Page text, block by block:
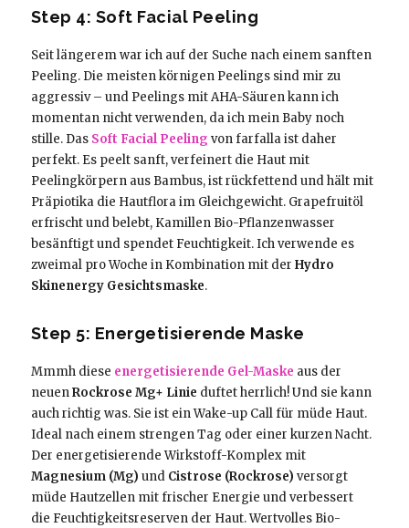
Step 4: Soft Facial Peeling
Seit längerem war ich auf der Suche nach einem sanften
Peeling. Die meisten körnigen Peelings sind mir zu
aggressiv – und Peelings mit AHA-Säuren kann ich
momentan nicht verwenden, da ich mein Baby noch
stille. Das Soft Facial Peeling von farfalla ist daher
perfekt. Es peelt sanft, verfeinert die Haut mit
Peelingkörpern aus Bambus, ist rückfettend und hält mit
Präpiotika die Hautflora im Gleichgewicht. Grapefruitöl
erfrischt und belebt, Kamillen Bio-Pflanzenwasser
besänftigt und spendet Feuchtigkeit. Ich verwende es
zweimal pro Woche in Kombination mit der Hydro
Skinenergy Gesichtsmaske.
Step 5: Energetisierende Maske
Mmmh diese energetisierende Gel-Maske aus der
neuenRockrose Mg+ Linie duftet herrlich! Und sie kann
auch richtig was. Sie ist ein Wake-up Call für müde Haut.
Ideal nach einem strengen Tag oder einer kurzen Nacht.
Der energetisierende Wirkstoff-Komplex mit
Magnesium (Mg) undCistrose (Rockrose) versorgt
müde Hautzellen mit frischer Energie und verbessert
die Feuchtigkeitsreserven​ der Haut. Wertvolles Bio-